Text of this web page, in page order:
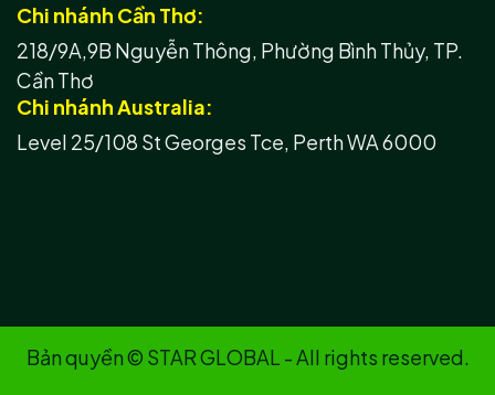
Chi nhánh Cần Thơ:
218/9A,9B Nguyễn Thông, Phường Bình Thủy, TP.
Cần Thơ
Chi nhánh Australia:
Level 25/108 St Georges Tce, Perth WA 6000
Bản quyền © STAR GLOBAL - All rights reserved.